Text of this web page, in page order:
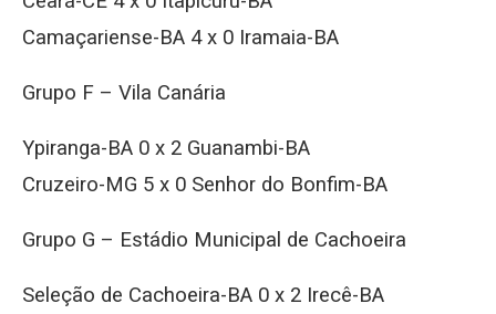
Camaçariense-BA 4 x 0 Iramaia-BA
Grupo F – Vila Canária
Ypiranga-BA 0 x 2 Guanambi-BA
Cruzeiro-MG 5 x 0 Senhor do Bonfim-BA
Grupo G – Estádio Municipal de Cachoeira
Seleção de Cachoeira-BA 0 x 2 Irecê-BA